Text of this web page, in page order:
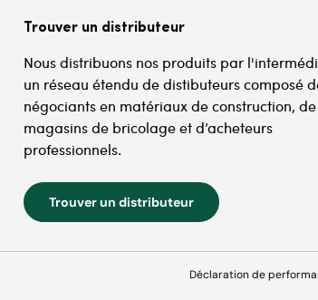
Trouver un distributeur
Nous distribuons nos produits par
un réseau étendu de distibuteurs composé
négociants en matériaux de construction, de
magasins de bricolage et d’acheteurs
professionnels.
Trouver un distributeur
Déclaration de